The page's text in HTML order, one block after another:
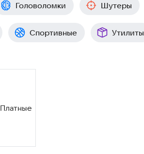
Головоломки Шутеры
Спортивные Утилиты
Платные